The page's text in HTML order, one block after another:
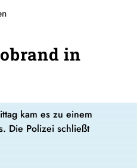
in
kam es zu einem
Die Polizei schließt